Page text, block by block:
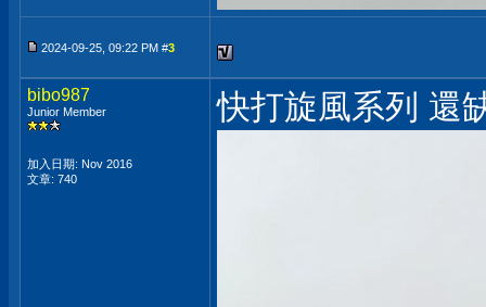
2024-09-25, 09:22 PM #3
bibo987
Junior Member
加入日期: Nov 2016
文章: 740
快打旋風系列 還